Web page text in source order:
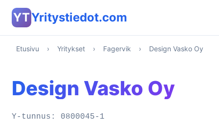
YTYritystiedot.com
Etusivu › Yritykset › Fagervik › Design Vasko Oy
Design Vasko Oy
Y-tunnus: 0800045-1